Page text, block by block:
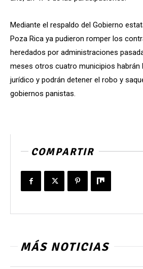
Mediante el respaldo del Gobierno
Poza Rica ya pudieron romper los
heredados por administraciones
meses otros cuatro municipios habrán
jurídico y podrán detener el robo y
gobiernos panistas.
COMPARTIR
MÁS NOTICIAS